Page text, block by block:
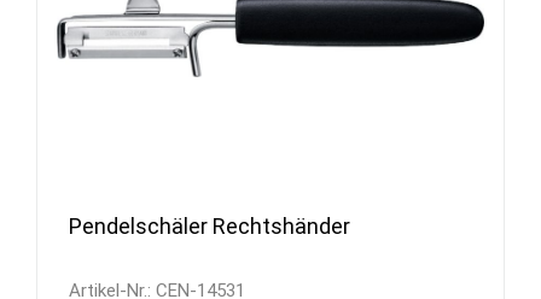
Pendelschäler Rechtshänder
Artikel-Nr.: CEN-14531